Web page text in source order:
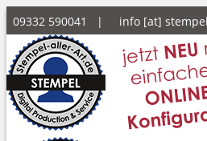
09332 590041 | info [at]